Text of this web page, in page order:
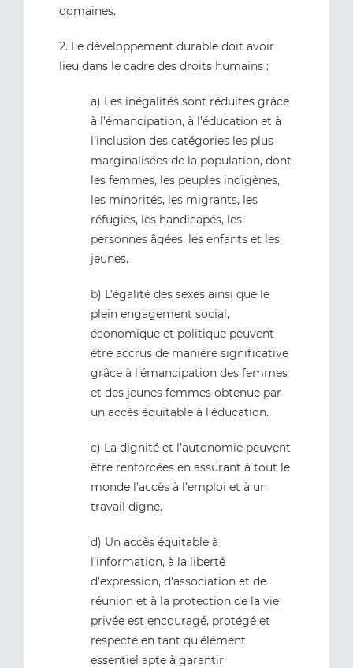
domaines.
2. Le développement durable doit avoir
lieu dans le cadre des droits humains :
a) Les inégalités sont réduites grâce
à l’émancipation, à l’éducation et à
l’inclusion des catégories les plus
marginalisées de la population, dont
les femmes, les peuples indigènes,
les minorités, les migrants, les
réfugiés, les handicapés, les
personnes âgées, les enfants et les
jeunes.
b) L’égalité des sexes ainsi que le
plein engagement social,
économique et politique peuvent
être accrus de manière significative
grâce à l’émancipation des femmes
et des jeunes femmes obtenue par
un accès équitable à l’éducation.
c) La dignité et l’autonomie peuvent
être renforcées en assurant à tout le
monde l’accès à l’emploi et à un
travail digne.
d) Un accès équitable à
l’information, à la liberté
d’expression, d’association et de
réunion et à la protection de la vie
privée est encouragé, protégé et
respecté en tant qu’élément
essentiel apte à garantir